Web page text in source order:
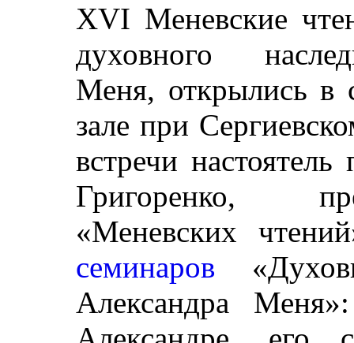
XVI Меневские
духовного
Меня, открылись в
зале при
встречи
Григоренко,
«Меневских
семинаров
Александра